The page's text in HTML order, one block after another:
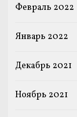
Февраль 2022
Январь 2022
Декабрь 2021
Ноябрь 2021